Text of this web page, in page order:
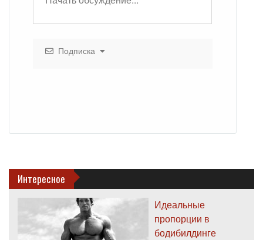
Подписка
Интересное
Идеальные
пропорции в
бодибилдинге